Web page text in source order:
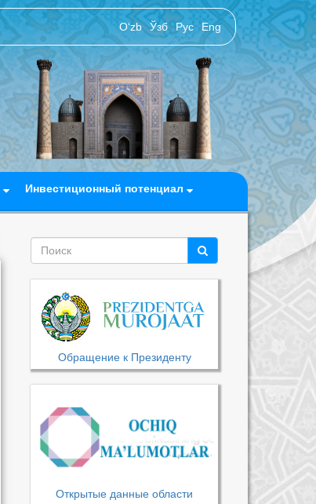
O‘zb Ўзб Рус Eng
Инвестиционный потенциал
Обращение к Президенту
Открытые данные области